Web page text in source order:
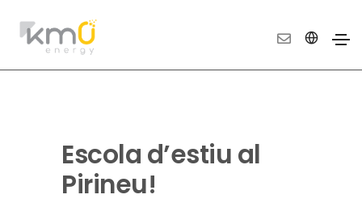
Escola d’estiu al
Pirineu!